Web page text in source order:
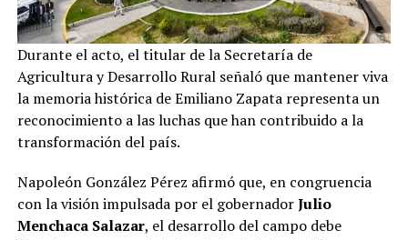
Durante el acto, el titular de la Secretaría de
Agricultura y Desarrollo Rural señaló que mantener viva
la memoria histórica de Emiliano Zapata representa un
reconocimiento a las luchas que han contribuido a la
transformación del país.
Napoleón González Pérez afirmó que, en congruencia
con la visión impulsada por el gobernadorJulio
Menchaca Salazar, el desarrollo del campo debe